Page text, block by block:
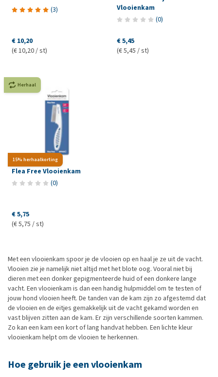
(3)
€ 10,20
(€ 10,20 / st)
Vlooienkam
(0)
€ 5,45
(€ 5,45 / st)
15% herhaalkorting
Herhaal
Flea Free Vlooienkam
(0)
€ 5,75
(€ 5,75 / st)
Met een vlooienkam spoor je de vlooien op en haal je ze uit de vacht.
Vlooien zie je namelijk niet altijd met het blote oog. Vooral niet bij
dieren met een donker gepigmenteerde huid of een donkere lange
vacht. Een vlooienkam is dan een handig hulpmiddel om te testen of
jouw hond vlooien heeft. De tanden van de kam zijn zo afgestemd dat
de vlooien en de eitjes gemakkelijk uit de vacht gekamd worden en
vast blijven zitten aan de kam. Er zijn verschillende soorten kammen.
Zo kan een kam een kort of lang handvat hebben. Een lichte kleur
vlooienkam helpt om de vlooien te herkennen.
Hoe gebruik je een vlooienkam